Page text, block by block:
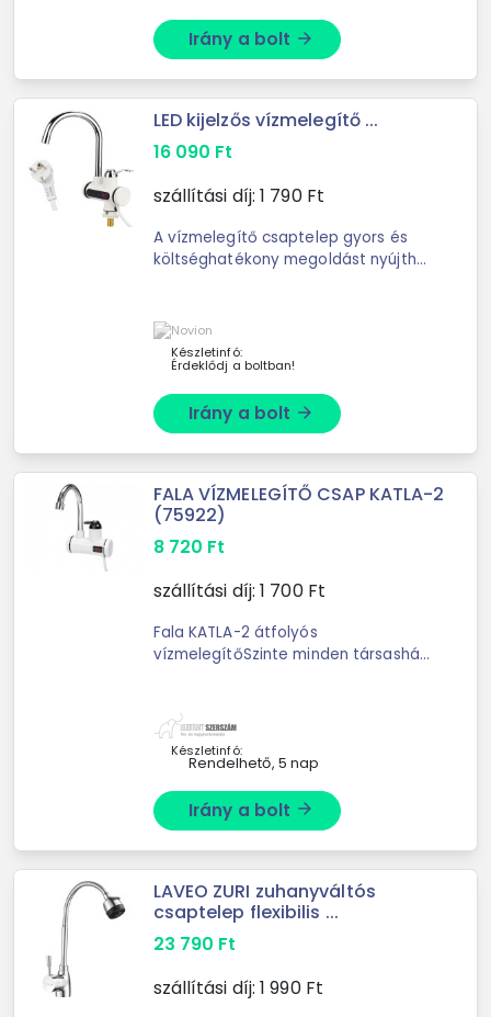
Irány a bolt arrow_forward
LED kijelzős vízmelegítő ...
16 090 Ft
szállítási díj: 1 790Ft
A vízmelegítő csaptelep gyors és
költséghatékony megoldást nyújthat
Készletinfó:
Érdeklődj a boltban!
Irány a bolt arrow_forward
FALA VÍZMELEGÍTŐ CSAP KATLA-2
(75922)
8 720 Ft
szállítási díj: 1 700Ft
Fala KATLA-2 átfolyós
vízmelegítőSzinte minden társasházi
folyamatos meleg víz álljon
rendelkezésre. ...
Készletinfó:
Rendelhető, 5 nap
Irány a bolt arrow_forward
LAVEO ZURI zuhanyváltós
csaptelep flexibilis ...
23 790 Ft
szállítási díj: 1 990Ft